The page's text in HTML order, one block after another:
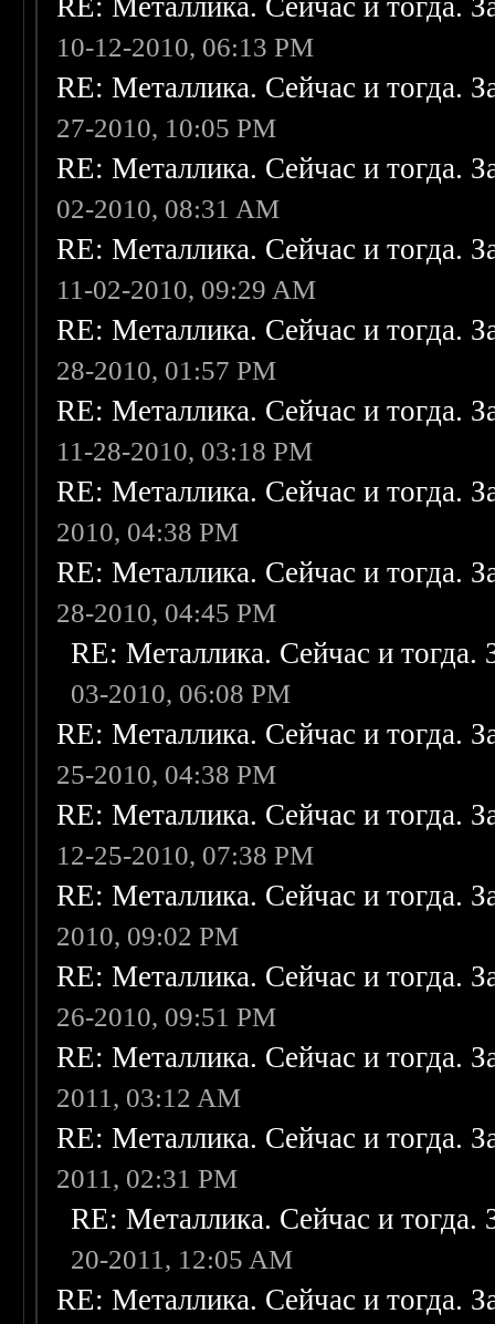
RE: Металлика. Сейчас и тогда.
10-12-2010, 06:13 PM
RE: Металлика. Сейчас и тогда.
27-2010, 10:05 PM
RE: Металлика. Сейчас и тогда.
02-2010, 08:31 AM
RE: Металлика. Сейчас и тогда.
11-02-2010, 09:29 AM
RE: Металлика. Сейчас и тогда.
28-2010, 01:57 PM
RE: Металлика. Сейчас и тогда.
11-28-2010, 03:18 PM
RE: Металлика. Сейчас и тогда.
2010, 04:38 PM
RE: Металлика. Сейчас и тогда.
28-2010, 04:45 PM
RE: Металлика. Сейчас и
03-2010, 06:08 PM
RE: Металлика. Сейчас и тогда.
25-2010, 04:38 PM
RE: Металлика. Сейчас и тогда.
12-25-2010, 07:38 PM
RE: Металлика. Сейчас и тогда.
2010, 09:02 PM
RE: Металлика. Сейчас и тогда.
26-2010, 09:51 PM
RE: Металлика. Сейчас и тогда.
2011, 03:12 AM
RE: Металлика. Сейчас и тогда.
2011, 02:31 PM
RE: Металлика. Сейчас и
20-2011, 12:05 AM
RE: Металлика. Сейчас и тогда.